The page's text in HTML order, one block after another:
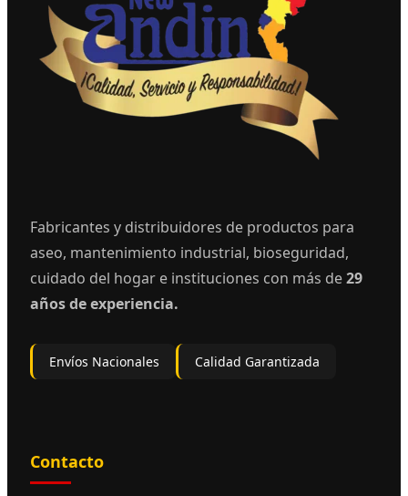
Fabricantes y distribuidores de productos para
aseo, mantenimiento industrial, bioseguridad,
cuidado del hogar e instituciones con más de29
años de experiencia.
Envíos Nacionales Calidad Garantizada
Contacto